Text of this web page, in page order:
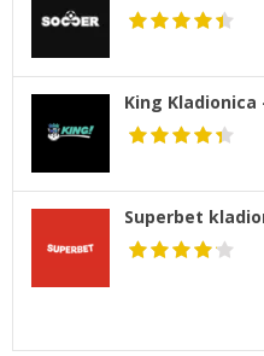
King Kladionica
Superbet